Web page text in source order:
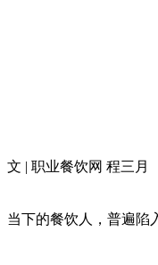
文 | 职业餐饮网 程三月
当下的餐饮人，普遍陷